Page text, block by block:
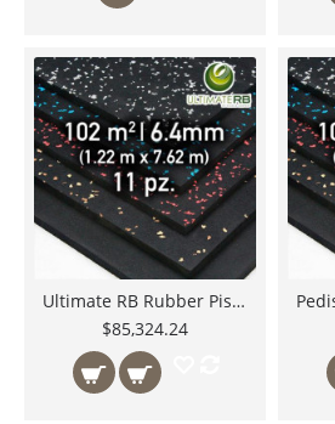
Ultimate RB Rubber Piso de Hule para Gimnasio en Rollo de 25' X 4' 1/4" ( 7.62mts X 1.22mts. 9.29m2 a 6.4mm de Espesor) 1 Tarima de 11 Rollos total 102m2 30K48A002500
$85,324.24